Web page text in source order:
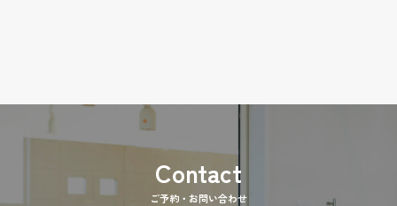
ご予約・お問い合わせ